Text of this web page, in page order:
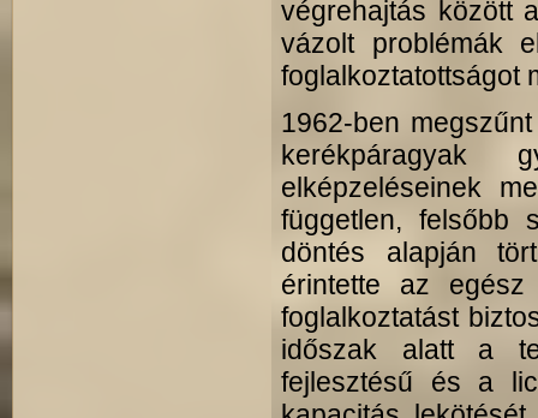
végrehajtás között
vázolt problémák
foglalkoztatottságot
1962-ben
kerékpáragyak
elképzeléseinek
független, felsőbb
döntés alapján
érintette az
foglalkoztatást
időszak alatt a
fejlesztésű és a